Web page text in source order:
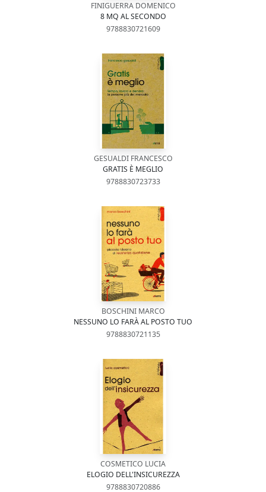
FINIGUERRA DOMENICO
8 MQ AL SECONDO
9788830721609
GESUALDI FRANCESCO
GRATIS È MEGLIO
9788830723733
BOSCHINI MARCO
NESSUNO LO FARÀ AL POSTO TUO
9788830721135
COSMETICO LUCIA
ELOGIO DELL'INSICUREZZA
9788830720886